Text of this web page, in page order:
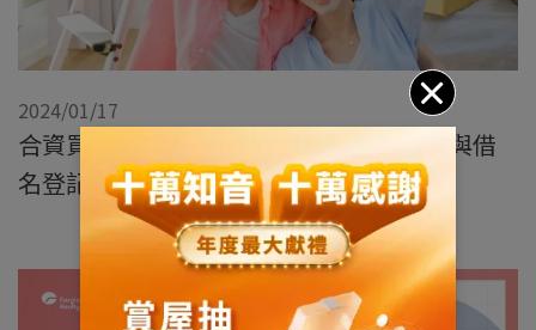
2024/01/17
合資買房產權保障：持份分配、預告登記與借
名登記｜專家觀點地政篇